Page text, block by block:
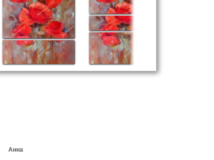
Анна